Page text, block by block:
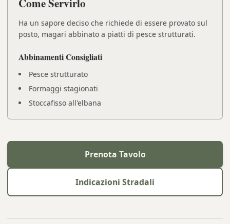
Come Servirlo
Ha un sapore deciso che richiede di essere provato sul
posto, magari abbinato a piatti di pesce strutturati.
Abbinamenti Consigliati
Pesce strutturato
Formaggi stagionati
Stoccafisso all'elbana
Prenota Tavolo
Indicazioni Stradali